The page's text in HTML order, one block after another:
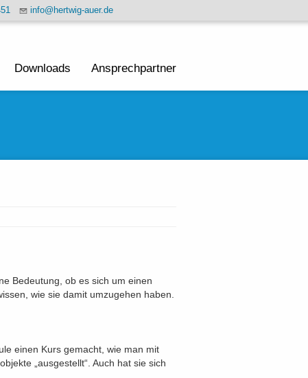
info@hertwig-auer.de
Downloads Ansprechpartner
Bedeutung, ob es sich um einen
wie sie damit umzugehen haben.
einen Kurs gemacht, wie man mit
„ausgestellt“. Auch hat sie sich